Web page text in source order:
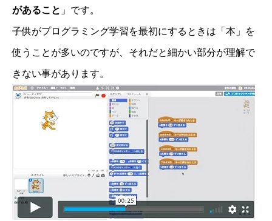
があること 」です。
子供がプログラミング学習を最初にするときは「本」を
使うことが多いのですが、それだと細かい部分が理解で
きない事があります。